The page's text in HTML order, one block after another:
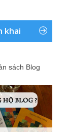
khai
sách Blog